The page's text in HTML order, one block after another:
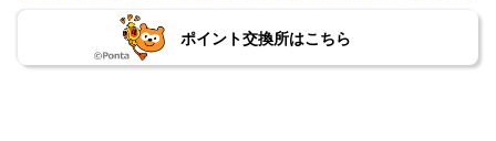
ポイント交換所はこちら